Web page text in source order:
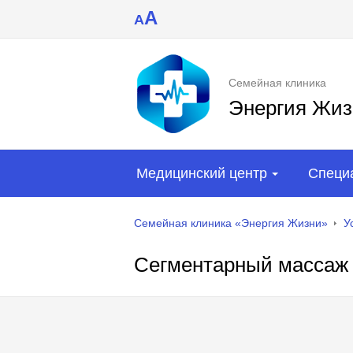
AA
Семейная клиника
Энергия
Медицинский центр
Семейная клиника «Энергия Жизни»
Сегментарный массаж